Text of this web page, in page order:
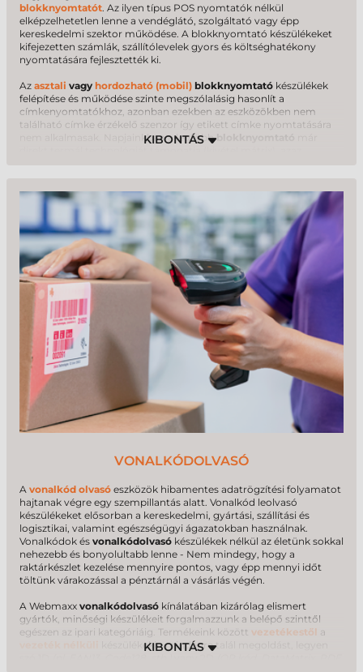
blokknyomtatót. Az ilyen típus POS nyomtatók nélkül
elképzelhetetlen lenne a vendéglátó, szolgáltató vagy épp
kereskedelmi szektor működése. A blokknyomtató készülékeket
kifejezetten számlák, szállítólevelek gyors és költséghatékony
nyomtatására fejlesztették ki.
Az asztali vagy hordozható (mobil) blokknyomtató készülékek
felépítése és működése szinte megszólalásig hasonlít a
címkenyomtatókhoz, azonban ezekben az eszközökben nem
található címke érzékelő szenzor így etikett címke nyomtatására
nem alkalmasak. Napjainkban a legtöbb
blokkszalagok darabolásához.Blokknyomtató
gyártóink között
(Sam4S, Epson, Bixolon, Citizen, Polpos, Star)
csakis megbízható
és hosszú évtizedek óta ezen a területen tevékenykedő világcégek
termékei találhatóak, melyek biztosan nem okoznak csalódást.
VONALKÓDOLVASÓ
A vonalkód olvasó eszközök hibamentes adatrögzítési folyamatot
hajtanak végre egy szempillantás alatt. Vonalkód leolvasó
készülékeket elősorban a kereskedelmi, gyártási, szállítási és
logisztikai, valamint egészségügyi ágazatokban használnak.
Vonalkódok és vonalkódolvasó készülékek nélkül az életünk sokkal
nehezebb és bonyolultabb lenne - Nem mindegy, hogy a
raktárkészlet kezelése mennyire pontos, vagy épp mennyi időt
töltünk várakozással a pénztárnál a vásárlás végén.
A Webmaxx vonalkódolvasó kínálatában kizárólag elismert
gyártók, minőségi készülékeit forgalmazzunk a belépő szinttől
egészen az ipari kategóriáig. Termékeink között vezetékestől a
készülékekig mindenre talál megoldást, legyen